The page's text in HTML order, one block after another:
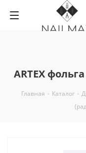
ARTEX
Главная - Каталог -